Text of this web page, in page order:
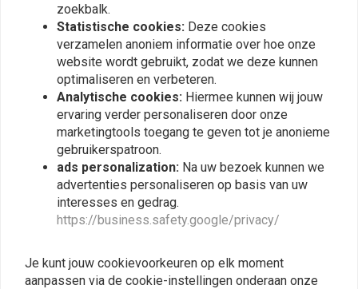
Abonneer
De Plek voor de Cafe Racers, Flat Tracker,
Natuurlijk ook groot in kleding & onderhoud!
zoekbalk.
Statistische cookies: Deze cookies
verzamelen anoniem informatie over hoe onze
website wordt gebruikt, zodat we deze kunnen
optimaliseren en verbeteren.
Analytische cookies: Hiermee kunnen wij jouw
ervaring verder personaliseren door onze
marketingtools toegang te geven tot je anonieme
gebruikerspatroon.
ads personalization: Na uw bezoek kunnen we
advertenties personaliseren op basis van uw
interesses en gedrag.
https://business.safety.google/privacy/
Je kunt jouw cookievoorkeuren op elk moment
aanpassen via de cookie-instellingen onderaan onze